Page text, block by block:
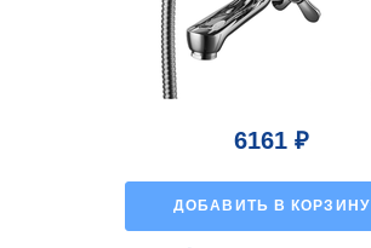
6161 ₽
ДОБАВИТЬ В КОРЗИНУ